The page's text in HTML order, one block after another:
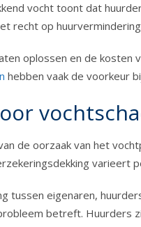
vocht toont dat
recht op
oplossen en de
hebben vaak de voorkeur
de oorzaak van het
varieert
tussen eigenaren,
betreft. Huurders